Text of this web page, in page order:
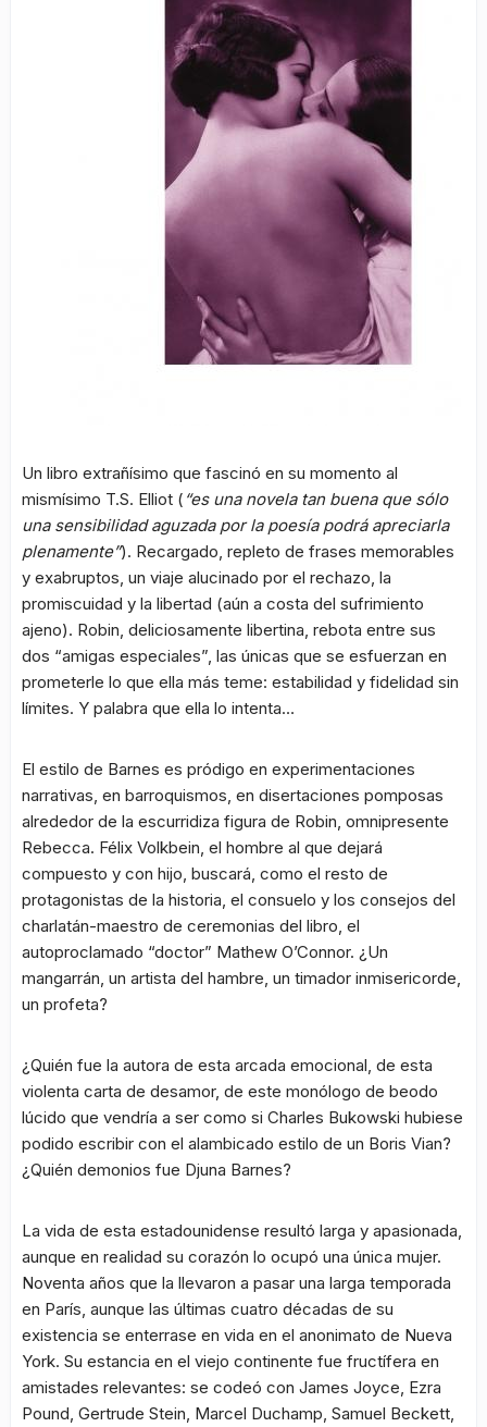
Un libro extrañísimo que fascinó en su momento al
mismísimo T.S. Elliot ( “es una novela tan buena que sólo
una sensibilidad aguzada por la poesía podrá apreciarla
plenamente”). Recargado, repleto de frases memorables
y exabruptos, un viaje alucinado por el rechazo, la
promiscuidad y la libertad (aún a costa del sufrimiento
ajeno). Robin, deliciosamente libertina, rebota entre sus
dos “amigas especiales”, las únicas que se esfuerzan en
prometerle lo que ella más teme: estabilidad y fidelidad sin
límites. Y palabra que ella lo intenta…
El estilo de Barnes es pródigo en experimentaciones
narrativas, en barroquismos, en disertaciones pomposas
alrededor de la escurridiza figura de Robin, omnipresente
Rebecca. Félix Volkbein, el hombre al que dejará
compuesto y con hijo, buscará, como el resto de
protagonistas de la historia, el consuelo y los consejos del
charlatán-maestro de ceremonias del libro, el
autoproclamado “doctor” Mathew O’Connor. ¿Un
mangarrán, un artista del hambre, un timador inmisericorde,
un profeta?
¿Quién fue la autora de esta arcada emocional, de esta
violenta carta de desamor, de este monólogo de beodo
lúcido que vendría a ser como si Charles Bukowski hubiese
podido escribir con el alambicado estilo de un Boris Vian?
¿Quién demonios fue Djuna Barnes?
La vida de esta estadounidense resultó larga y apasionada,
aunque en realidad su corazón lo ocupó una única mujer.
Noventa años que la llevaron a pasar una larga temporada
en París, aunque las últimas cuatro décadas de su
existencia se enterrase en vida en el anonimato de Nueva
York. Su estancia en el viejo continente fue fructífera en
amistades relevantes: se codeó con James Joyce, Ezra
Pound, Gertrude Stein, Marcel Duchamp, Samuel Beckett,